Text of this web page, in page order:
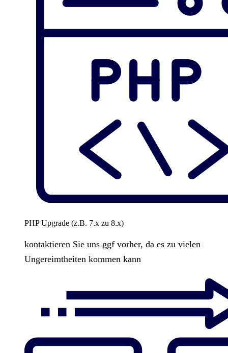
PHP Upgrade (z.B. 7.x zu 8.x)
kontaktieren Sie uns ggf vorher, da es zu vielen
Ungereimtheiten kommen kann